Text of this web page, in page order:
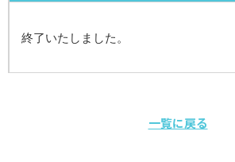
終了いたしました。
一覧に戻る